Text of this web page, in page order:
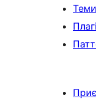
Теми